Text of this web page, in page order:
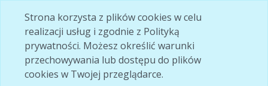
Strona korzysta z plików cookies w celu
realizacji usług i zgodnie z Polityką
prywatności. Możesz określić warunki
przechowywania lub dostępu do plików
cookies w Twojej przeglądarce.